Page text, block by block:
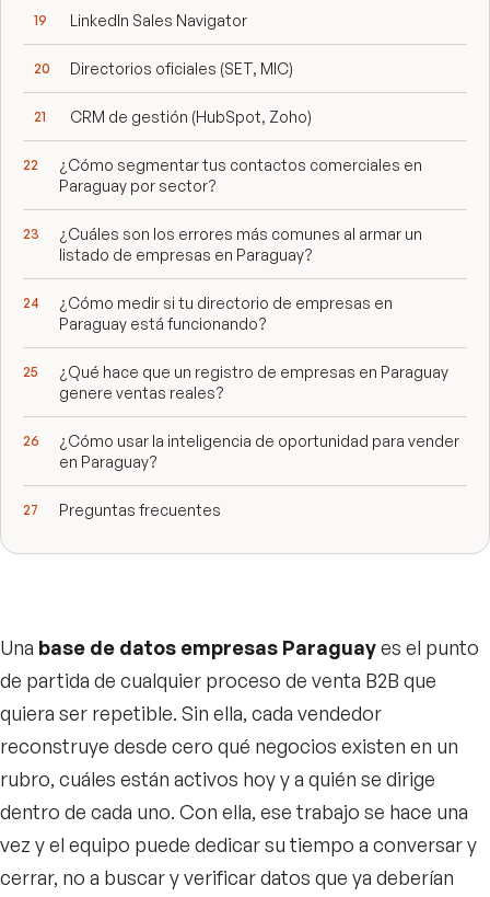
LinkedIn Sales Navigator
Directorios oficiales (SET, MIC)
CRM de gestión (HubSpot, Zoho)
¿Cómo segmentar tus contactos comerciales en
Paraguay por sector?
¿Cuáles son los errores más comunes al armar un
listado de empresas en Paraguay?
¿Cómo medir si tu directorio de empresas en
Paraguay está funcionando?
¿Qué hace que un registro de empresas en Paraguay
genere ventas reales?
¿Cómo usar la inteligencia de oportunidad para vender
en Paraguay?
Preguntas frecuentes
Una base de datos empresas Paraguayes el punto
de partida de cualquier proceso de venta B2B que
quiera ser repetible. Sin ella, cada vendedor
reconstruye desde cero qué negocios existen en un
rubro, cuáles están activos hoy y a quién se dirige
dentro de cada uno. Con ella, ese trabajo se hace una
vez y el equipo puede dedicar su tiempo a conversar y
cerrar, no a buscar y verificar datos que ya deberían